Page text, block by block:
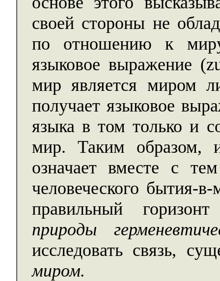
своей стороны не
по отношению к
языковое выражение
мир является миром
получает языковое
языка в том только и
мир. Таким образом,
означает вместе с
человеческого бытия-
правильный
природы
исследовать связь,
миром.